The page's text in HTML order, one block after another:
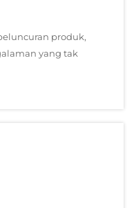
produk,
yang tak
sebesar ini. Robot
alat penentu bagi